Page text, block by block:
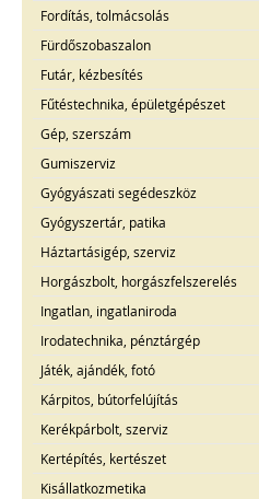
Fordítás, tolmácsolás
Fürdőszobaszalon
Futár, kézbesítés
Fűtéstechnika, épületgépészet
Gép, szerszám
Gumiszerviz
Gyógyászati segédeszköz
Gyógyszertár, patika
Háztartásigép, szerviz
Horgászbolt, horgászfelszerelés
Ingatlan, ingatlaniroda
Irodatechnika, pénztárgép
Játék, ajándék, fotó
Kárpitos, bútorfelújítás
Kerékpárbolt, szerviz
Kertépítés, kertészet
Kisállatkozmetika